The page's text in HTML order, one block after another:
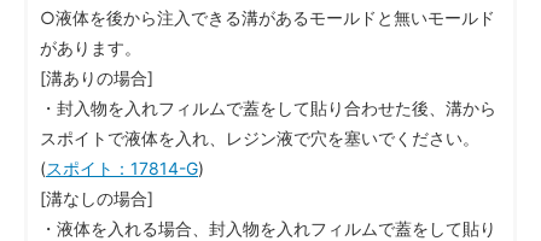
○液体を後から注入できる溝があるモールドと無いモールド
があります。
[溝ありの場合]
・封入物を入れフィルムで蓋をして貼り合わせた後、溝から
スポイトで液体を入れ、レジン液で穴を塞いでください。
(スポイト：17814-G)
[溝なしの場合]
・液体を入れる場合、封入物を入れフィルムで蓋をして貼り